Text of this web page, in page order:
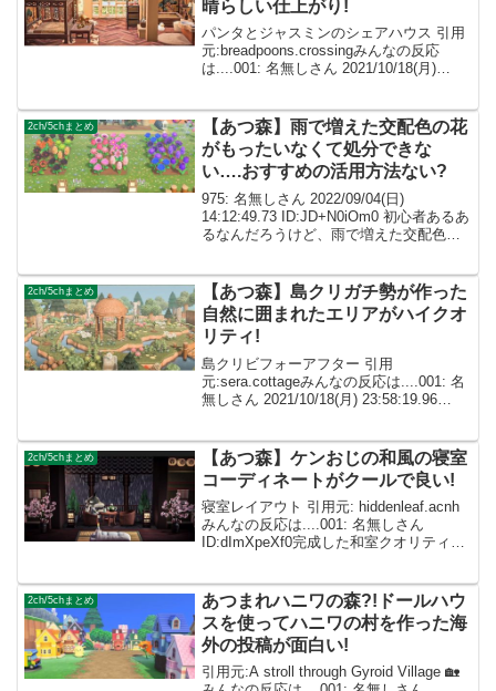
晴らしい仕上がり!
パンタとジャスミンのシェアハウス 引用
元:breadpoons.crossingみんなの反応
は....001: 名無しさん 2021/10/18(月)
2ch/5chまとめ
【あつ森】雨で増えた交配色の花
がもったいなくて処分できな
い….おすすめの活用方法ない?
975: 名無しさん 2022/09/04(日)
14:12:49.73 ID:JD+N0iOm0 初心者あるあ
るなんだろうけど、雨で増えた交配色の
なかの面積で島クリ...
2ch/5chまとめ
【あつ森】島クリガチ勢が作った
自然に囲まれたエリアがハイクオ
リティ!
島クリビフォーアフター 引用
元:sera.cottageみんなの反応は....001: 名
無しさん 2021/10/18(月) 23:58:19.96
2ch/5chまとめ
【あつ森】ケンおじの和風の寝室
コーディネートがクールで良い!
寝室レイアウト 引用元: hiddenleaf.acnh
みんなの反応は....001: 名無しさん
ID:dImXpeXf0完成した和室クオリティ高
気あっていいで...
2ch/5chまとめ
あつまれハニワの森?!ドールハウ
スを使ってハニワの村を作った海
外の投稿が面白い!
引用元:A stroll through Gyroid Village 🏡